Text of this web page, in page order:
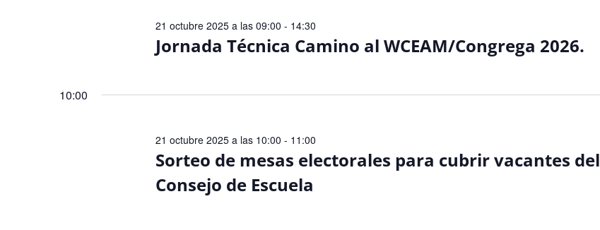
Jornada Técnica Camino al WCEAM/Congrega 2026.
21 octubre 2025 a las 09:00 - 14:30
10:00
Sorteo de mesas electorales para cubrir vacantes del
Consejo de Escuela
21 octubre 2025 a las 10:00 - 11:00